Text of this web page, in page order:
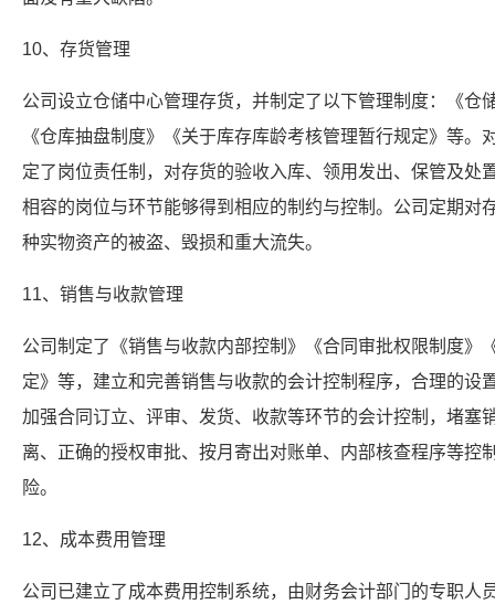
10、存货管理
公司设立仓储中心管理存货，并制定了以下管理制度：《仓
《仓库抽盘制度》《关于库存库龄考核管理暂行规定》等。
定了岗位责任制，对存货的验收入库、领用发出、保管及处
相容的岗位与环节能够得到相应的制约与控制。公司定期对
种实物资产的被盗、毁损和重大流失。
11、销售与收款管理
公司制定了《销售与收款内部控制》《合同审批权限制度》
定》等，建立和完善销售与收款的会计控制程序，合理的设
加强合同订立、评审、发货、收款等环节的会计控制，堵塞
离、正确的授权审批、按月寄出对账单、内部核查程序等控
险。
12、成本费用管理
公司已建立了成本费用控制系统，由财务会计部门的专职人